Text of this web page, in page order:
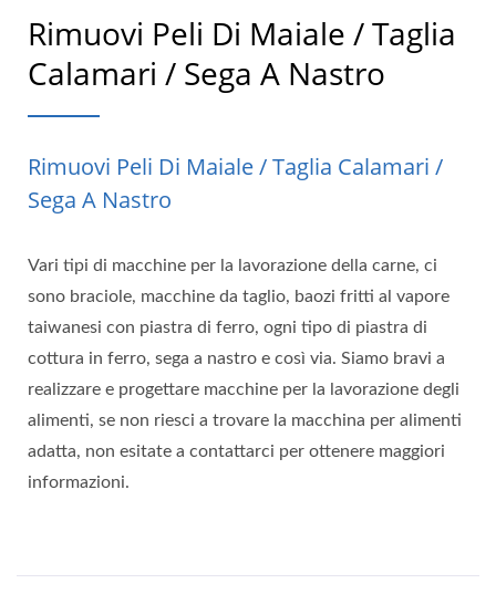
Rimuovi Peli Di Maiale / Taglia
Calamari / Sega A Nastro
Rimuovi Peli Di Maiale / Taglia Calamari /
Sega A Nastro
Vari tipi di macchine per la lavorazione della carne, ci
sono braciole, macchine da taglio, baozi fritti al vapore
taiwanesi con piastra di ferro, ogni tipo di piastra di
cottura in ferro, sega a nastro e così via. Siamo bravi a
realizzare e progettare macchine per la lavorazione degli
alimenti, se non riesci a trovare la macchina per alimenti
adatta, non esitate a contattarci per ottenere maggiori
informazioni.